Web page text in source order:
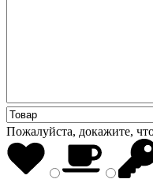
Пожалуйста, докажите,